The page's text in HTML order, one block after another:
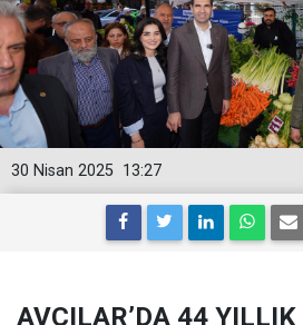
13:27
30 Nisan 2025
AVCILAR’DA 44 YILLIK